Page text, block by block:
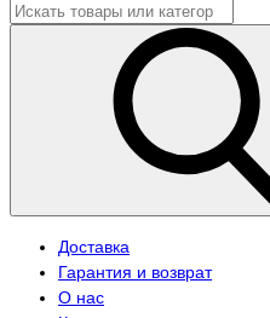
Доставка
Гарантия и возврат
О нас